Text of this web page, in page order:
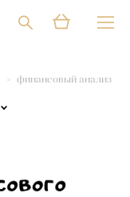
> финансовый анализ